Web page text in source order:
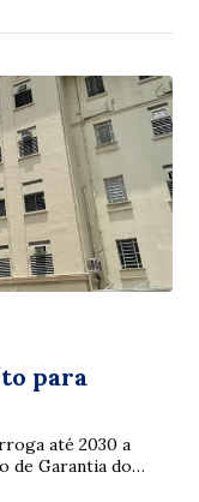
para
até 2030 a
de Garantia do